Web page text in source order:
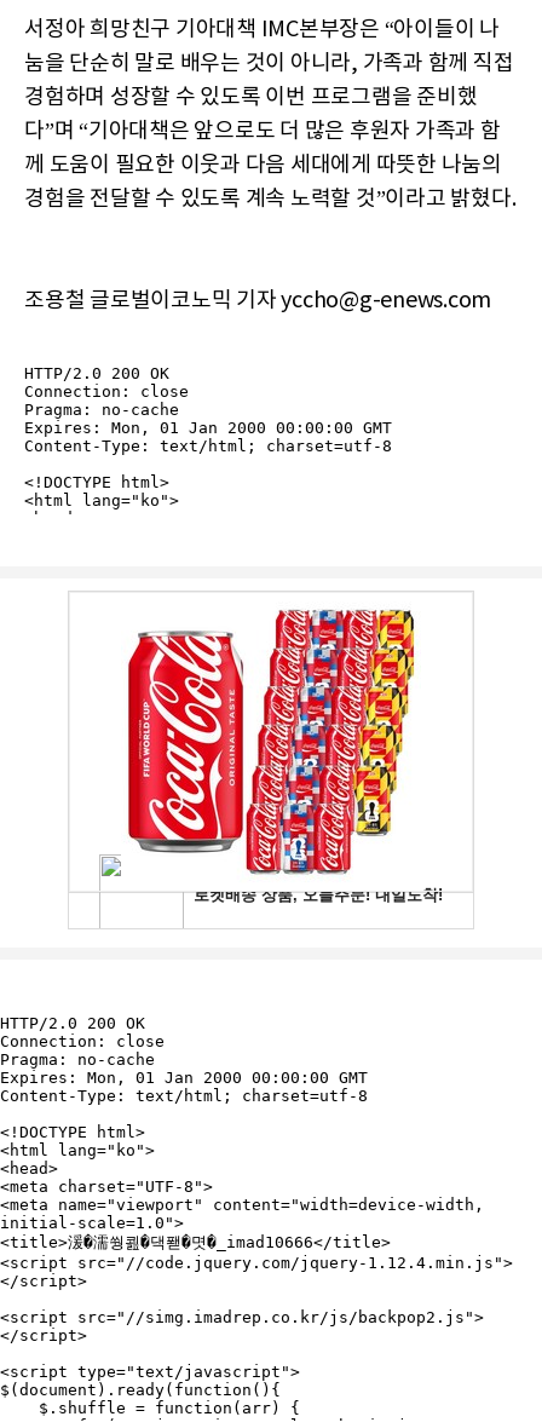
서정아 희망친구 기아대책 IMC본부장은 “아이들이 나
눔을 단순히 말로 배우는 것이 아니라, 가족과 함께 직접
경험하며 성장할 수 있도록 이번 프로그램을 준비했
다”며 “기아대책은 앞으로도 더 많은 후원자 가족과 함
께 도움이 필요한 이웃과 다음 세대에게 따뜻한 나눔의
경험을 전달할 수 있도록 계속 노력할 것”이라고 밝혔다.
조용철 글로벌이코노믹 기자 yccho@g-enews.com